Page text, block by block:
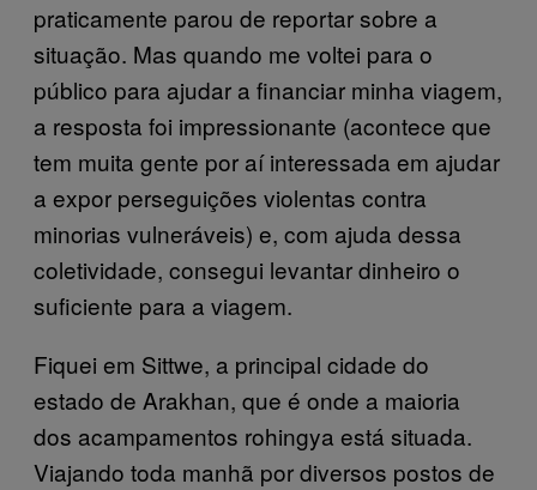
praticamente parou de reportar sobre a
situação. Mas quando me voltei para o
público para ajudar a financiar minha viagem,
a resposta foi impressionante (acontece que
tem muita gente por aí interessada em ajudar
a expor perseguições violentas contra
minorias vulneráveis) e, com ajuda dessa
coletividade, consegui levantar dinheiro o
suficiente para a viagem.
Fiquei em Sittwe, a principal cidade do
estado de Arakhan, que é onde a maioria
dos acampamentos rohingya está situada.
Viajando toda manhã por diversos postos de